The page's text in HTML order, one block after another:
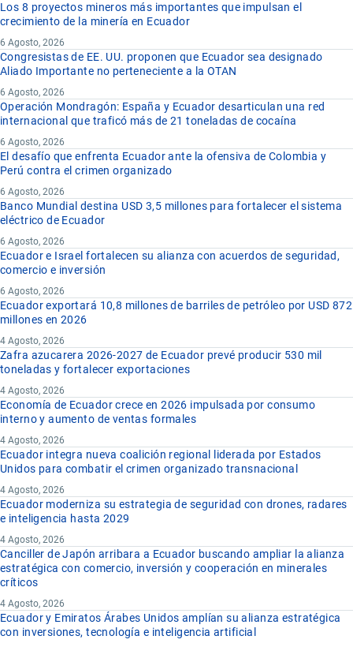
Los 8 proyectos mineros más importantes que impulsan el
crecimiento de la minería en Ecuador
6 Agosto, 2026
Congresistas de EE. UU. proponen que Ecuador sea designado
Aliado Importante no perteneciente a la OTAN
6 Agosto, 2026
Operación Mondragón: España y Ecuador desarticulan una red
internacional que traficó más de 21 toneladas de cocaína
6 Agosto, 2026
El desafío que enfrenta Ecuador ante la ofensiva de Colombia y
Perú contra el crimen organizado
6 Agosto, 2026
Banco Mundial destina USD 3,5 millones para fortalecer el sistema
eléctrico de Ecuador
6 Agosto, 2026
Ecuador e Israel fortalecen su alianza con acuerdos de seguridad,
comercio e inversión
6 Agosto, 2026
Ecuador exportará 10,8 millones de barriles de petróleo por USD 872
millones en 2026
4 Agosto, 2026
Zafra azucarera 2026-2027 de Ecuador prevé producir 530 mil
toneladas y fortalecer exportaciones
4 Agosto, 2026
Economía de Ecuador crece en 2026 impulsada por consumo
interno y aumento de ventas formales
4 Agosto, 2026
Ecuador integra nueva coalición regional liderada por Estados
Unidos para combatir el crimen organizado transnacional
4 Agosto, 2026
Ecuador moderniza su estrategia de seguridad con drones, radares
e inteligencia hasta 2029
4 Agosto, 2026
Canciller de Japón arribara a Ecuador buscando ampliar la alianza
estratégica con comercio, inversión y cooperación en minerales
críticos
4 Agosto, 2026
Ecuador y Emiratos Árabes Unidos amplían su alianza estratégica
con inversiones, tecnología e inteligencia artificial